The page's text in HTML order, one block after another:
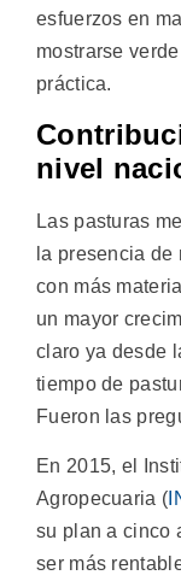
esfuerzos en
mostrarse
práctica.
nivel
Las pasturas
la presencia
con más
un mayor
claro ya desde
tiempo de
Fueron las
En 2015, el
Agropecuaria (
su plan a cinco
ser más